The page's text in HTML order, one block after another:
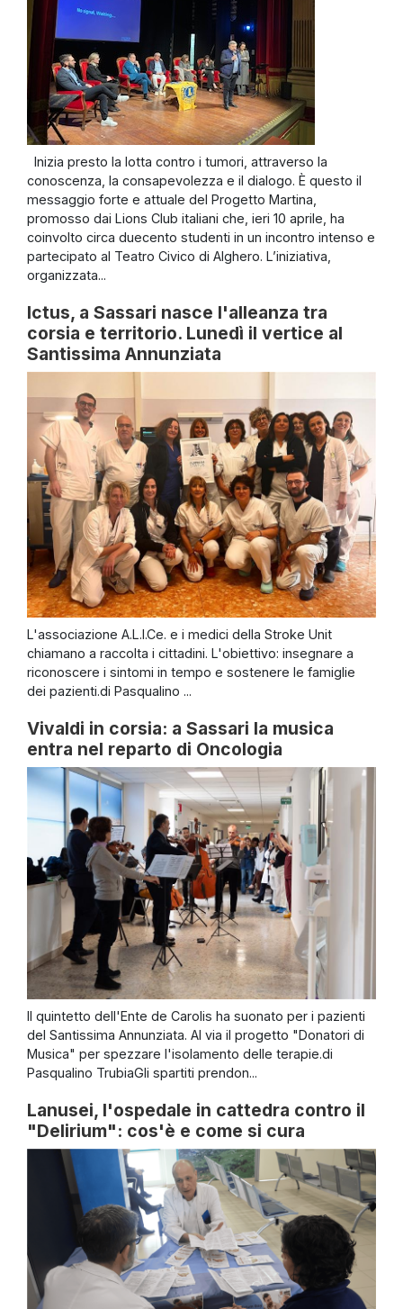
Inizia presto la lotta contro i tumori, attraverso la
conoscenza, la consapevolezza e il dialogo. È questo il
messaggio forte e attuale del Progetto Martina,
promosso dai Lions Club italiani che, ieri 10 aprile, ha
coinvolto circa duecento studenti in un incontro intenso e
partecipato al Teatro Civico di Alghero. L’iniziativa,
organizzata...
Ictus, a Sassari nasce l'alleanza tra
corsia e territorio. Lunedì il vertice al
Santissima Annunziata
L'associazione A.L.I.Ce. e i medici della Stroke Unit
chiamano a raccolta i cittadini. L'obiettivo: insegnare a
riconoscere i sintomi in tempo e sostenere le famiglie
dei pazienti.di Pasqualino ...
Vivaldi in corsia: a Sassari la musica
entra nel reparto di Oncologia
Il quintetto dell'Ente de Carolis ha suonato per i pazienti
del Santissima Annunziata. Al via il progetto "Donatori di
Musica" per spezzare l'isolamento delle terapie.di
Pasqualino TrubiaGli spartiti prendon...
Lanusei, l'ospedale in cattedra contro il
"Delirium": cos'è e come si cura